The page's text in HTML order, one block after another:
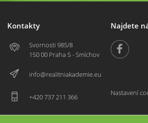
Kontakty
Svornosti 985/8
150 00 Praha 5 - Smíchov
info@realitniakademie.eu
+420 737 211 366
Najdete
Nastavení